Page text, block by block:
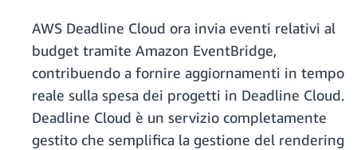
AWS Deadline Cloud ora invia eventi relativi al
budget tramite Amazon EventBridge,
contribuendo a fornire aggiornamenti in tempo
reale sulla spesa dei progetti in Deadline Cloud.
Deadline Cloud è un servizio completamente
gestito che semplifica la gestione del rendering